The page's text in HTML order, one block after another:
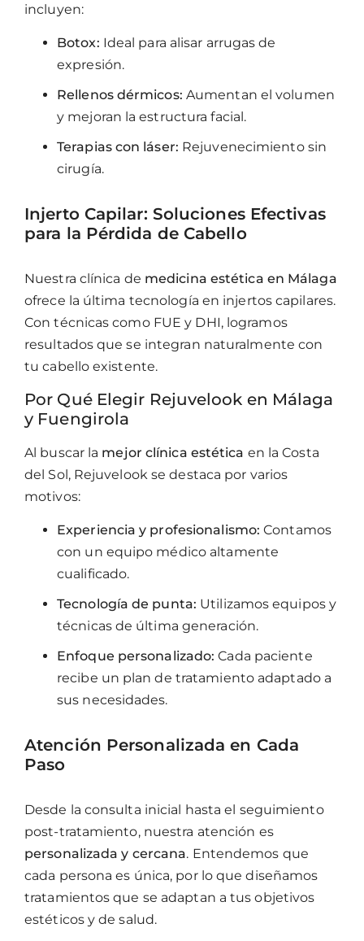
incluyen:
Botox: Ideal para alisar arrugas de
expresión.
Rellenos dérmicos: Aumentan el volumen
y mejoran la estructura facial.
Terapias con láser: Rejuvenecimiento sin
cirugía.
Injerto Capilar: Soluciones Efectivas
para la Pérdida de Cabello
Nuestra clínica de medicina estética en Málaga
ofrece la última tecnología en injertos capilares.
Con técnicas como FUE y DHI, logramos
resultados que se integran naturalmente con
tu cabello existente.
Por Qué Elegir Rejuvelook en Málaga
y Fuengirola
Al buscar la mejor clínica estética en la Costa
del Sol, Rejuvelook se destaca por varios
motivos:
Experiencia y profesionalismo: Contamos
con un equipo médico altamente
cualificado.
Tecnología de punta: Utilizamos equipos y
técnicas de última generación.
Enfoque personalizado: Cada paciente
recibe un plan de tratamiento adaptado a
sus necesidades.
Atención Personalizada en Cada
Paso
Desde la consulta inicial hasta el seguimiento
post-tratamiento, nuestra atención es
personalizada y cercana. Entendemos que
cada persona es única, por lo que diseñamos
tratamientos que se adaptan a tus objetivos
estéticos y de salud.